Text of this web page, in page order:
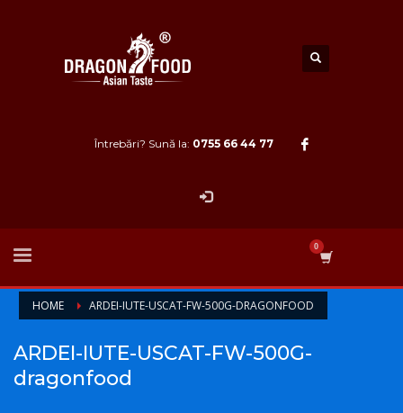
Întrebări? Sună la: 0755 66 44 77
HOME ARDEI-IUTE-USCAT-FW-500G-DRAGONFOOD
ARDEI-IUTE-USCAT-FW-500G-
dragonfood